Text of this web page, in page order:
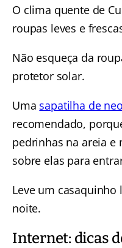
O clima quente de
roupas leves e
Não esqueça da
protetor solar.
Uma sapatilha de
recomendado,
pedrinhas na areia e
sobre elas para
Leve um casaquinho
noite.
Internet: dicas